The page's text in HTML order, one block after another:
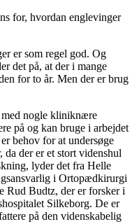
for, hvordan englevinger
er som regel god. Og
det på, at der i mange
for to år. Men der er brug
med nogle kliniknære
på og kan bruge i arbejdet
behov for at undersøge
der er et stort videnshul
lyder det fra Helle
i Ortopædkirurgi
Rud Budtz, der er forsker i
Silkeborg. De er
på den videnskabelig